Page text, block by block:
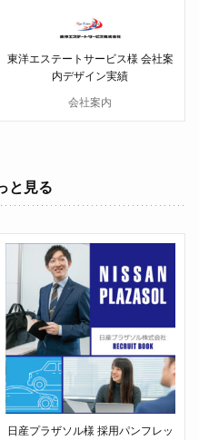
東洋エステートサービス様 会社案
内デザイン実績
会社案内
と見る
日産プラザソル様 採用パンフレッ